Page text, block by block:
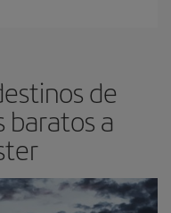
de
baratos a